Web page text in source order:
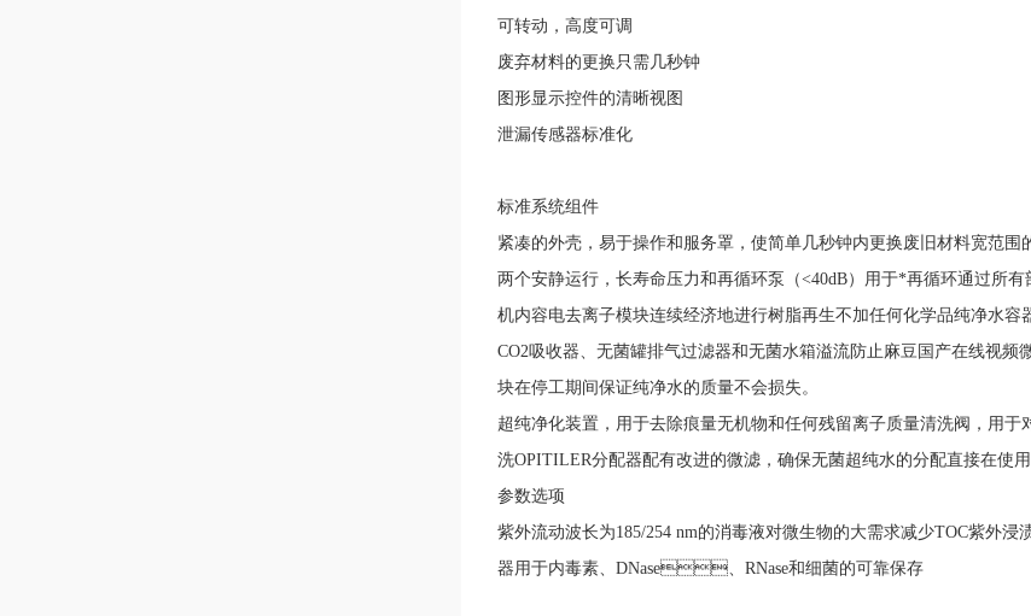
可转动，高度可调
废弃材料的更换只需几秒钟
图形显示控件的清晰视图
泄漏传感器标准化
标准系统组件
紧凑的外壳，易于操作和服务罩，使简单几秒钟内更换废旧材料宽范围的
两个安静运行，长寿命压力和再循环泵（<40dB）用于*再循环通过所有
机内容电去离子模块连续经济地进行树脂再生不加任何化学品纯净水容器
CO2吸收器、无菌罐排气过滤器和无菌水箱溢流防止麻豆国产在线视频
块在停工期间保证纯净水的质量不会损失。
超纯净化装置，用于去除痕量无机物和任何残留离子质量清洗阀，用
洗OPITILER分配器配有改进的微滤，确保无菌超纯水的分配直接在使
参数选项
紫外流动波长为185/254 nm的消毒液对微生物的大需求减少TOC紫外浸
器用于内毒素、DNase、RNase和细菌的可靠保存